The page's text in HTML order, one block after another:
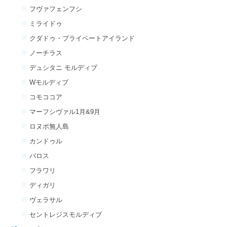
フヴァフェンフシ
ミライドゥ
クダドゥ・プライベートアイランド
ノーチラス
デュシタニ モルディブ
Wモルディブ
コモココア
マーフシヴァル1月&9月
ロヌボ無人島
カンドゥル
バロス
フラワリ
ディガリ
ヴェラサル
セントレジスモルディブ